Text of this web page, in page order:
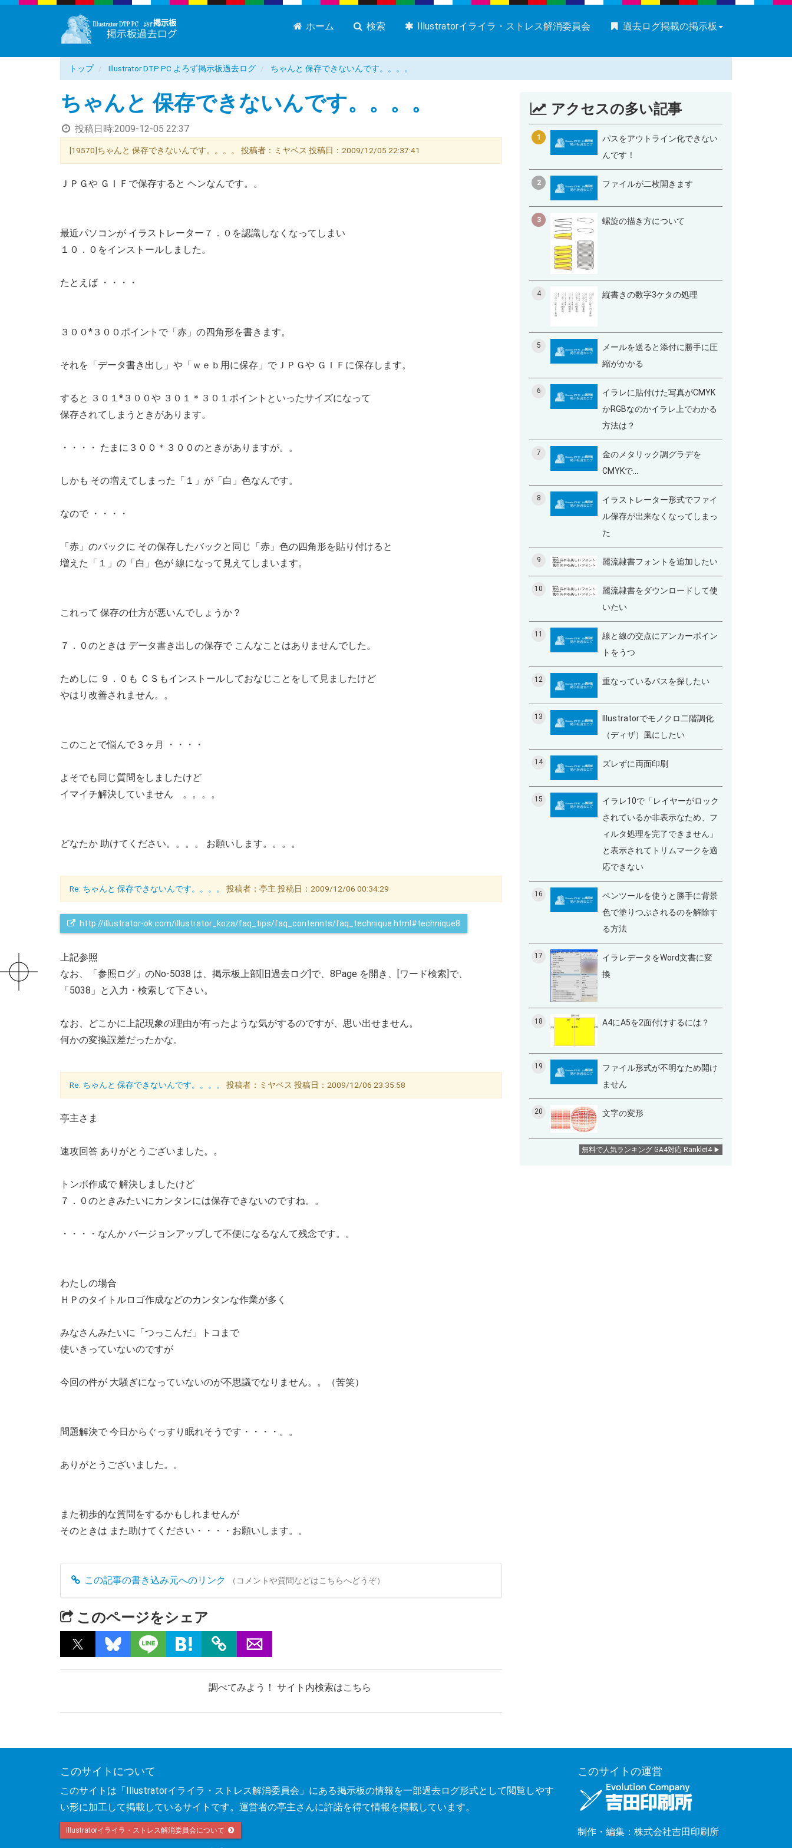
ホーム 検索 Illustratorイライラ・ストレス解消委員会 過去ログ掲載の掲示板
トップ Illustrator DTP PC よろず掲示板過去ログ ちゃんと 保存できないんです。。。。
ちゃんと 保存できないんです。。。。
投稿日時:2009-12-05 22:37
[19570]ちゃんと 保存できないんです。。。。 投稿者：ミヤベス 投稿日：2009/12/05 22:37:41
ＪＰＧや ＧＩＦで保存すると ヘンなんです。。
最近パソコンが イラストレーター７．０を認識しなくなってしまい
１０．０をインストールしました。
たとえば ・・・・
３００*３００ポイントで「赤」の四角形を書きます。
それを「データ書き出し」や「ｗｅｂ用に保存」でＪＰＧや ＧＩＦに保存します。
すると ３０１*３００や ３０１＊３０１ポイントといったサイズになって
保存されてしまうときがあります。
・・・・ たまに３００＊３００のときがありますが。。
しかも その増えてしまった「１」が「白」色なんです。
なので ・・・・
「赤」のバックに その保存したバックと同じ「赤」色の四角形を貼り付けると
増えた「１」の「白」色が 線になって見えてしまいます。
これって 保存の仕方が悪いんでしょうか？
７．０のときは データ書き出しの保存で こんなことはありませんでした。
ためしに ９．０も ＣＳもインストールしておなじことをして見ましたけど
やはり改善されません。。
このことで悩んで３ヶ月 ・・・・
よそでも同じ質問をしましたけど
イマイチ解決していません 。。。。
どなたか 助けてください。。。。 お願いします。。。。
Re: ちゃんと 保存できないんです。。。。 投稿者：亭主 投稿日：2009/12/06 00:34:29
http://illustrator-ok.com/illustrator_koza/faq_tips/faq_contennts/faq_technique.html#technique8
上記参照
なお、「参照ログ」のNo-5038 は、掲示板上部[旧過去ログ]で、8Page を開き、[ワード検索]で、
「5038」と入力・検索して下さい。
なお、どこかに上記現象の理由が有ったような気がするのですが、思い出せません。
何かの変換誤差だったかな。
Re: ちゃんと 保存できないんです。。。。 投稿者：ミヤベス 投稿日：2009/12/06 23:35:58
亭主さま
速攻回答 ありがとうございました。。
トンボ作成で 解決しましたけど
７．０のときみたいにカンタンには保存できないのですね。。
・・・・なんか バージョンアップして不便になるなんて残念です。。
わたしの場合
ＨＰのタイトルロゴ作成などのカンタンな作業が多く
みなさんみたいに「つっこんだ」トコまで
使いきっていないのですが
今回の件が 大騒ぎになっていないのが不思議でなりません。。（苦笑）
問題解決で 今日からぐっすり眠れそうです・・・・。。
ありがとうございました。。
また初歩的な質問をするかもしれませんが
そのときは また助けてください・・・・お願いします。。
この記事の書き込み元へのリンク （コメントや質問などはこちらへどうぞ）
このページをシェア
調べてみよう！ サイト内検索はこちら
アクセスの多い記事
1
パスをアウトライン化できない
んです！
2 ファイルが二枚開きます
3 螺旋の描き方について
4 縦書きの数字3ケタの処理
5
メールを送ると添付に勝手に圧
縮がかかる
6
イラレに貼付けた写真がCMYK
かRGBなのかイラレ上でわかる
方法は？
7
金のメタリック調グラデを
CMYKで...
8
イラストレーター形式でファイ
ル保存が出来なくなってしまっ
た
9 麗流隷書フォントを追加したい
10
麗流隷書をダウンロードして使
いたい
11
線と線の交点にアンカーポイン
トをうつ
12 重なっているパスを探したい
13
Illustratorでモノクロ二階調化
（ディザ）風にしたい
14 ズレずに両面印刷
15
イラレ10で「レイヤーがロック
されているか非表示なため、フ
ィルタ処理を完了できません」
と表示されてトリムマークを適
応できない
16
ペンツールを使うと勝手に背景
色で塗りつぶされるのを解除す
る方法
17
イラレデータをWord文書に変
換
18 A4にA5を2面付けするには？
19
ファイル形式が不明なため開け
ません
20 文字の変形
無料で人気ランキング GA4対応 Ranklet4
このサイトについて
このサイトは「Illustratorイライラ・ストレス解消委員会」にある掲示板の情報を一部過去ログ形式として閲覧しやす
い形に加工して掲載しているサイトです。運営者の亭主さんに許諾を得て情報を掲載しています。
Illustratorイライラ・ストレス解消委員会について
このサイトの運営
制作・編集：株式会社吉田印刷所